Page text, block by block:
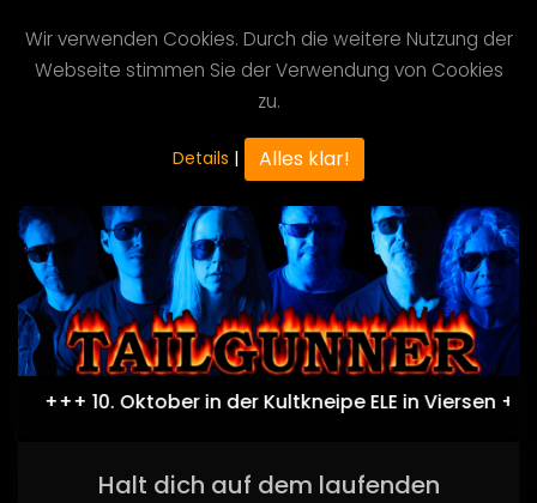
ROCK
WE
+++ 10. Oktober in der Kultkneipe ELE in Viersen
Halt dich auf dem laufenden
Wir verwenden Cookies. Durch die weitere Nutzung der
Webseite stimmen Sie der Verwendung von Cookies
zu.
Details | Alles klar!